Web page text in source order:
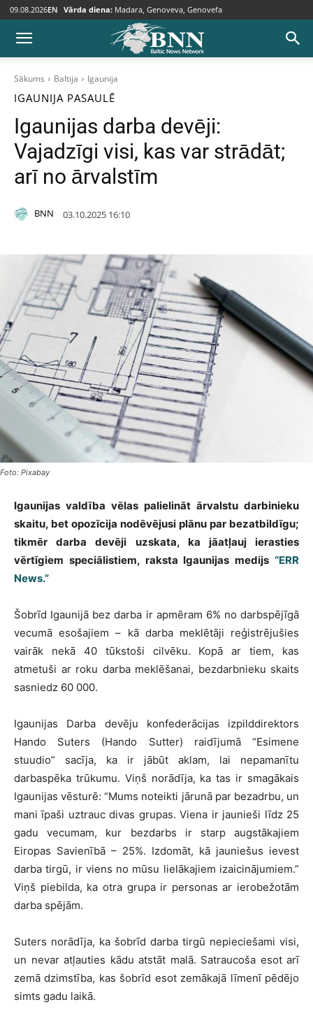
09.08.2026EN Vārda diena: Madara, Genoveva, Genovefa
Sākums Baltija Igaunija
IGAUNIJA PASAULĒ
Igaunijas darba devēji:
Vajadzīgi visi, kas var strādāt;
arī no ārvalstīm
BNN 03.10.2025 16:10
Foto: Pixabay
Igaunijas valdība vēlas palielināt ārvalstu darbinieku
skaitu, bet opozīcija nodēvējusi plānu par bezatbildīgu;
tikmēr darba devēji uzskata, ka jāatļauj ierasties
vērtīgiem speciālistiem, raksta Igaunijas medijs “ERR
News.”
Šobrīd Igaunijā bez darba ir apmēram 6% no darbspējīgā
vecumā esošajiem – kā darba meklētāji reģistrējušies
vairāk nekā 40 tūkstoši cilvēku. Kopā ar tiem, kas
atmetuši ar roku darba meklēšanai, bezdarbnieku skaits
sasniedz 60 000.
Igaunijas Darba devēju konfederācijas izpilddirektors
Hando Suters (Hando Sutter) raidījumā “Esimene
stuudio” sacīja, ka ir jābūt aklam, lai nepamanītu
darbaspēka trūkumu. Viņš norādīja, ka tas ir smagākais
Igaunijas vēsturē: “Mums noteikti jārunā par bezadrbu, un
mani īpaši uztrauc divas grupas. Viena ir jaunieši līdz 25
gadu vecumam, kur bezdarbs ir starp augstākajiem
Eiropas Savienībā – 25%. Izdomāt, kā jauniešus ievest
darba tirgū, ir viens no mūsu lielākajiem izaicinājumiem.”
Viņš piebilda, ka otra grupa ir personas ar ierobežotām
darba spējām.
Suters norādīja, ka šobrīd darba tirgū nepieciešami visi,
un nevar atļauties kādu atstāt malā. Satraucoša esot arī
zemā dzimstība, kas šobrīd esot zemākajā līmenī pēdējo
simts gadu laikā.